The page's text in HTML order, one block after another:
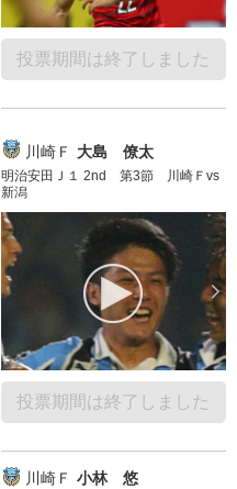
投票期間は終了しました
川崎Ｆ 大島 僚太
明治安田Ｊ１ 2nd 第3節 川崎Ｆvs
新潟
投票期間は終了しました
川崎Ｆ 小林 悠